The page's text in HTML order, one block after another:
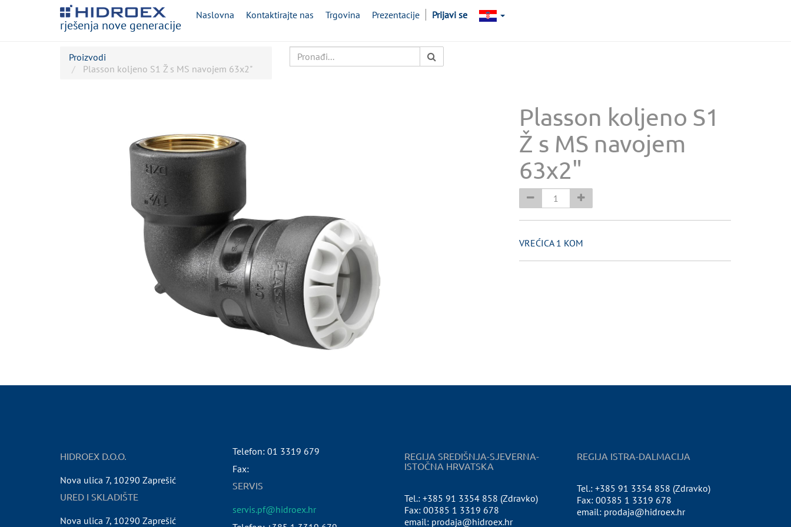
rješenja nove generacije
Naslovna Kontaktirajte nas Trgovina Prezentacije Prijavi se
Proizvodi
Plasson koljeno S1 Ž s MS navojem 63x2"
Plasson koljeno S1
Ž s MS navojem
63x2"
VREĆICA 1 KOM
HIDROEX D.O.O.
Nova ulica 7, 10290 Zaprešić
URED I SKLADIŠTE
Nova ulica 7, 10290 Zaprešić
Telefon: 01 3319 679
Fax:
SERVIS
servis.pf@hidroex.hr
REGIJA SREDIŠNJA-SJEVERNA-
ISTOČNA HRVATSKA
Tel.: +385 91 3354 858 (Zdravko)
Fax: 00385 1 3319 678
email: prodaja@hidroex.hr
REGIJA ISTRA-DALMACIJA
Tel.: +385 91 3354 858 (Zdravko)
Fax: 00385 1 3319 678
email: prodaja@hidroex.hr